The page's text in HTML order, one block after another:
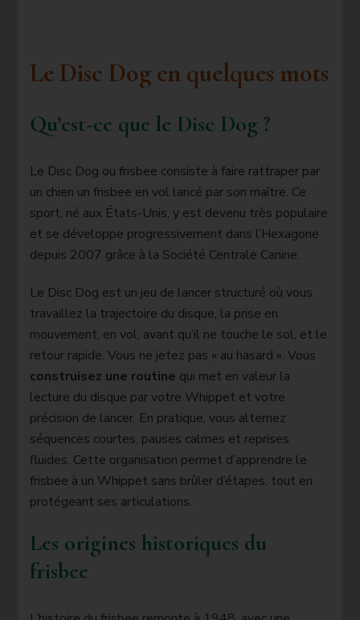
Le Disc Dog en quelques mots
Qu’est-ce que le Disc Dog ?
Le Disc Dog ou frisbee consiste à faire rattraper par
un chien un frisbee en vol lancé par son maître. Ce
sport, né aux États-Unis, y est devenu très populaire
et se développe progressivement dans l’Hexagone
depuis 2007 grâce à la Société Centrale Canine.
Le Disc Dog est un jeu de lancer structuré où vous
travaillez la trajectoire du disque, la prise en
mouvement, en vol, avant qu’il ne touche le sol, et le
retour rapide. Vous ne jetez pas « au hasard ». Vous
construisez une routine qui met en valeur la
lecture du disque par votre Whippet et votre
précision de lancer. En pratique, vous alternez
séquences courtes, pauses calmes et reprises
fluides. Cette organisation permet d’apprendre le
frisbee à un Whippet sans brûler d’étapes, tout en
protégeant ses articulations.
Les origines historiques du
frisbee